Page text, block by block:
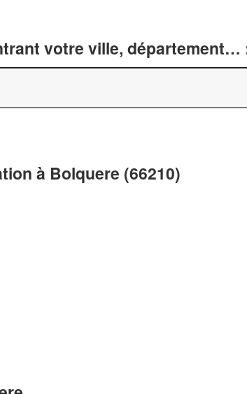
votre ville, département…
à Bolquere (66210)